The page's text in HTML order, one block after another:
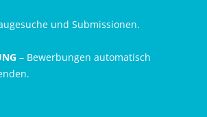
und Submissionen.
– Bewerbungen automatisch